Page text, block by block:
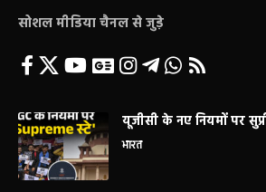
सोशल मीडिया चैनल से जुड़े
यूजीसी के नए नियमों पर
भारत